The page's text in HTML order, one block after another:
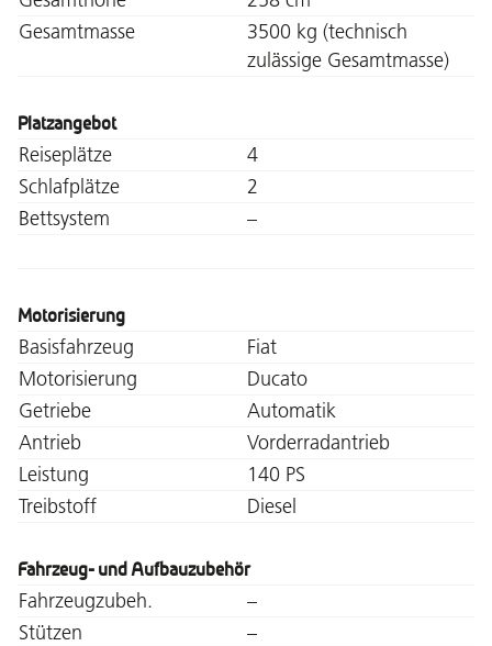
Gesamtmasse
3500 kg (technisch
zulässige Gesamtmasse)
Platzangebot
Reiseplätze
4
Schlafplätze
2
Bettsystem
–
Motorisierung
Basisfahrzeug
Fiat
Motorisierung
Ducato
Getriebe
Automatik
Antrieb
Vorderradantrieb
Leistung
140 PS
Treibstoff
Diesel
Fahrzeug- und Aufbauzubehör
Fahrzeugzubeh.
–
Stützen
–